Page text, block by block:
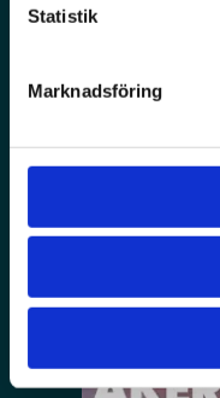
Statistik
Marknadsföring
Upptäck de